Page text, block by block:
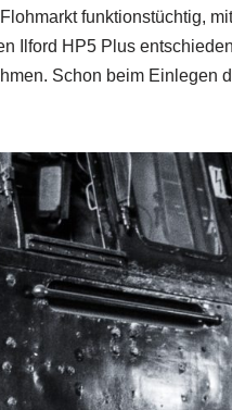
funktionstüchtig,
Ilford HP5 Plus
Schon beim Einlegen